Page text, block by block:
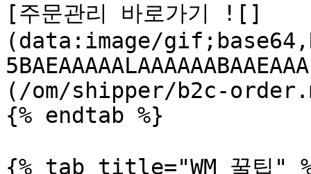
[주문관리 바로가기 ![]
(data:image/
(/om/shipper/b2c-
{% endtab %}
{% tab title="WM 꿀팁"